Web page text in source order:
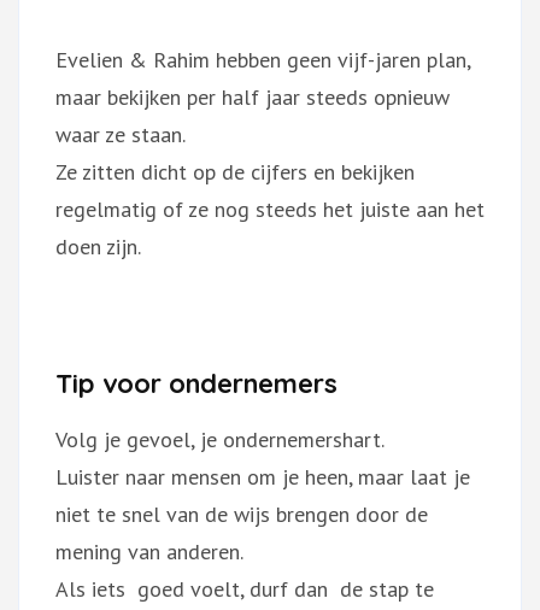
Evelien & Rahim hebben geen vijf-jaren plan,
maar bekijken per half jaar steeds opnieuw
waar ze staan.
Ze zitten dicht op de cijfers en bekijken
regelmatig of ze nog steeds het juiste aan het
doen zijn.
Tip voor ondernemers
Volg je gevoel, je ondernemershart.
Luister naar mensen om je heen, maar laat je
niet te snel van de wijs brengen door de
mening van anderen.
Als iets goed voelt, durf dan de stap te